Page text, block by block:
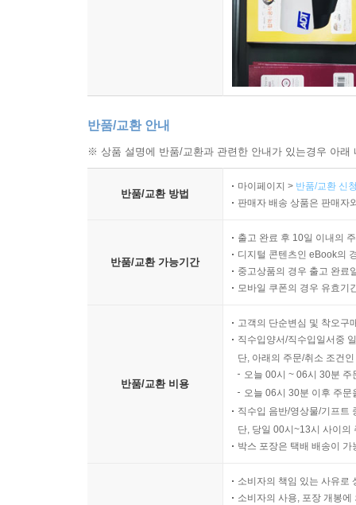
반품/교환 안내
※ 상품 설명에 반품/교환과 관련한 안내가 있는경우 아
반품/교환 방법
마이페이지 > 반품/교환 신
판매자 배송 상품은 판매자
반품/교환 가능기간
출고 완료 후 10일 이내의
디지털 콘텐츠인 eBook의
중고상품의 경우 출고 완료
모바일 쿠폰의 경우 유효기
반품/교환 비용
고객의 단순변심 및 착오구
직수입양서/직수입일서중
단, 아래의 주문/취소 조건
오늘 00시 ~ 06시 30분
오늘 06시 30분 이후 주
직수입 음반/영상물/기프트
단, 당일 00시~13시 사이의
박스 포장은 택배 배송이
소비자의 책임 있는 사유로
소비자의 사용, 포장 개봉